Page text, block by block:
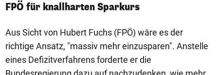
FPÖ für knallharten Sparkurs
Aus Sicht von Hubert Fuchs (FPÖ) wäre es der
richtige Ansatz, "massiv mehr einzusparen". Anstelle
eines Defizitverfahrens forderte er die